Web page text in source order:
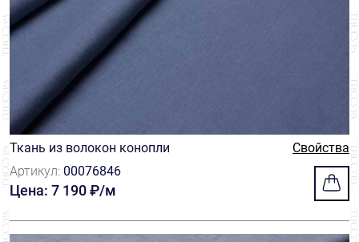
Ткань из волокон конопли
Свойства
Артикул: 00076846
Цена: 7 190 ₽/м